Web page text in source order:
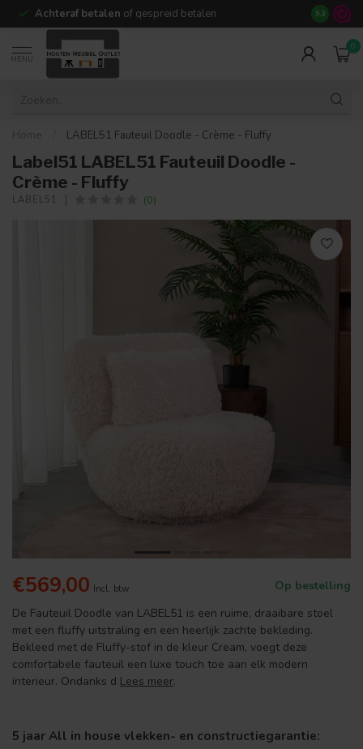
Achteraf betalen of gespreid betalen 14 dagen
9.3
MENU
0
Home LABEL51 Fauteuil Doodle - Crème - Fluffy
Label51 LABEL51 Fauteuil Doodle -
Crème - Fluffy
LABEL51 (0)
€569,00 Incl. btw
Op bestelling
De Fauteuil Doodle van LABEL51 is een ruime, draaibare stoel
met een fluffy uitstraling en een heerlijk zachte bekleding.
Bekleed met de Fluffy-stof in de kleur Cream, voegt deze
comfortabele fauteuil een luxe touch toe aan elk modern
interieur. Ondanks d Lees meer.
5 jaar All in house vlekken- en constructiegarantie: